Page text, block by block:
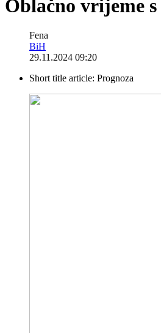
Oblačno vrijeme
Fena
BiH
29.11.2024 09:20
Short title article: Prognoza